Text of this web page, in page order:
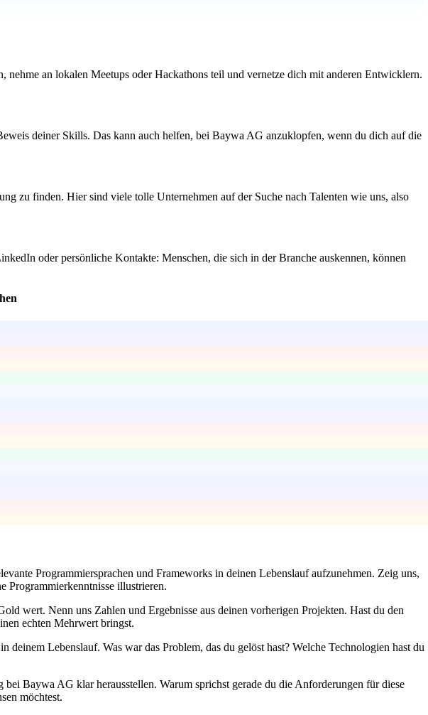
an lokalen Meetups oder Hackathons teil und vernetze dich mit anderen Entwicklern.
deiner Skills. Das kann auch helfen, bei Baywa AG anzuklopfen, wenn du dich auf die
zu finden. Hier sind viele tolle Unternehmen auf der Suche nach Talenten wie uns, also
oder persönliche Kontakte: Menschen, die sich in der Branche auskennen, können
Programmiersprachen und Frameworks in deinen Lebenslauf aufzunehmen. Zeig uns,
Programmierkenntnisse illustrieren.
wert. Nenn uns Zahlen und Ergebnisse aus deinen vorherigen Projekten. Hast du den
echten Mehrwert bringst.
deinem Lebenslauf. Was war das Problem, das du gelöst hast? Welche Technologien hast du
Baywa AG klar herausstellen. Warum sprichst gerade du die Anforderungen für diese
möchtest.